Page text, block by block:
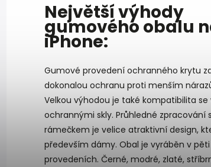
Největší výhody
gumového obalu
iPhone:
Gumové provedení ochranného krytu
dokonalou ochranu proti menším
Velkou výhodou je také kompatibilita se
ochrannými skly. Průhledné zpracování
rámečkem je velice atraktivní design,
především dámy. Obal je vyráběn v
provedeních. Černé, modré, zlaté,